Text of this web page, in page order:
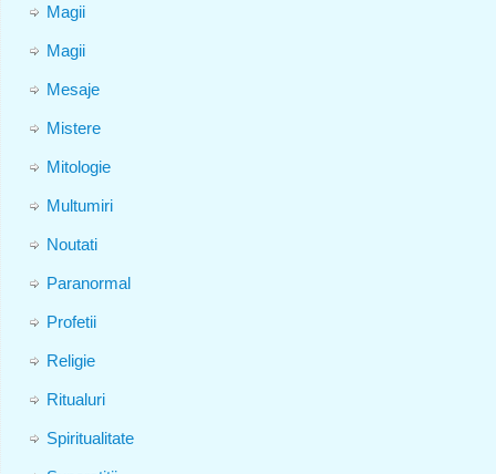
Magii
Magii
Mesaje
Mistere
Mitologie
Multumiri
Noutati
Paranormal
Profetii
Religie
Ritualuri
Spiritualitate